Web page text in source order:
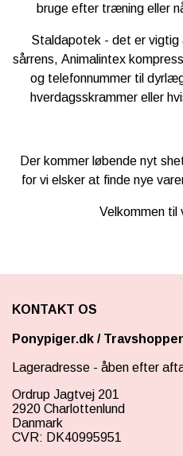
bruge efter træning eller
Staldapotek - det er vigtig
sårrens, Animalintex
og telefonnummer til
hverdagsskrammer eller
Der kommer løbende nyt
for vi elsker at finde nye
Velkommen til
KONTAKT OS
Ponypiger.dk /
Lageradresse - åben efter
Ordrup Jagtvej 201
2920 Charlottenlund
Danmark
CVR: DK40995951